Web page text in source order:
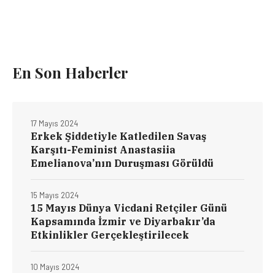
En Son Haberler
Erkek Şiddetiyle Katledilen Savaş
Karşıtı-Feminist Anastasiia
Emelianova’nın Duruşması Görüldü
17 Mayıs 2024
15 Mayıs Dünya Vicdani Retçiler Günü
Kapsamında İzmir ve Diyarbakır’da
Etkinlikler Gerçekleştirilecek
15 Mayıs 2024
10 Mayıs 2024